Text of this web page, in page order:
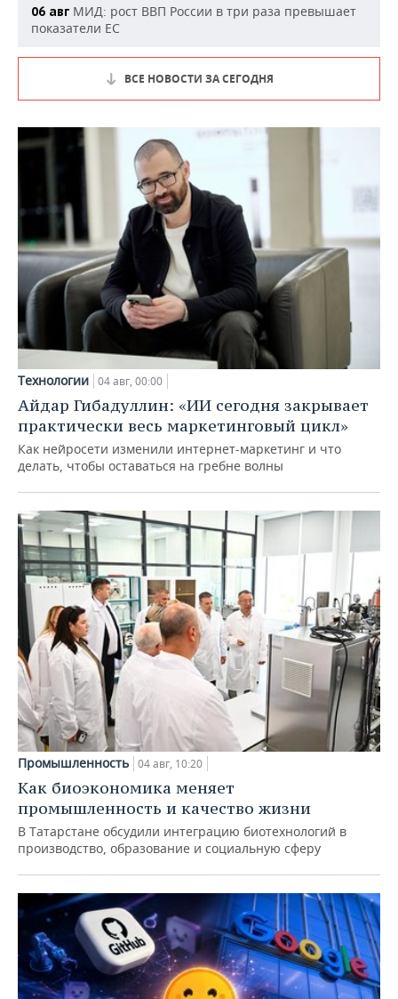
06 авг МИД: рост ВВП России в три раза превышает
показатели ЕС
ВСЕ НОВОСТИ ЗА СЕГОДНЯ
Технологии 04 авг, 00:00
Айдар Гибадуллин: «ИИ сегодня закрывает
практически весь маркетинговый цикл»
Как нейросети изменили интернет-маркетинг и что
делать, чтобы оставаться на гребне волны
Промышленность 04 авг, 10:20
Как биоэкономика меняет
промышленность и качество жизни
В Татарстане обсудили интеграцию биотехнологий в
производство, образование и социальную сферу